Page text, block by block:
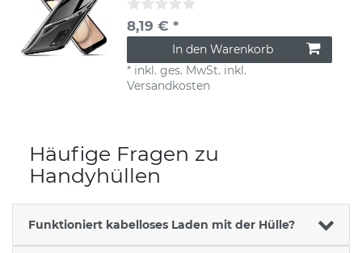
8,19 € *
In den Warenkorb
* inkl. ges. MwSt. inkl.
Versandkosten
Häufige Fragen zu
Handyhüllen
Funktioniert kabelloses Laden mit der Hülle?